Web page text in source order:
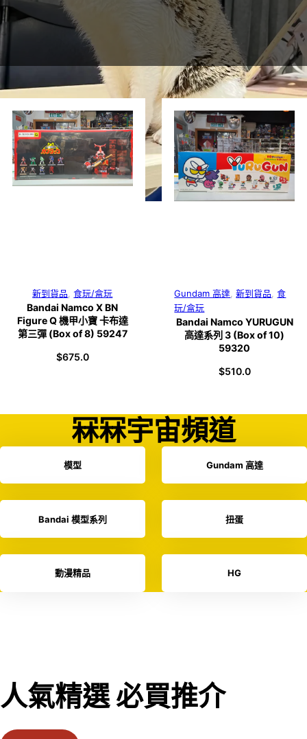
新品速遞
新到貨品 ,食玩/盒玩
Bandai Namco X BN
Figure Q 機甲小寶 卡布達
第三彈 (Box of 8) 59247
$675.0
Gundam 高達 ,新到貨品 ,食
玩/盒玩
Bandai Namco YURUGUN
高達系列 3 (Box of 10)
59320
$510.0
冧冧宇宙頻道
模型 Gundam 高達
Bandai 模型系列 扭蛋
動漫精品 HG
人氣精選 必買推介